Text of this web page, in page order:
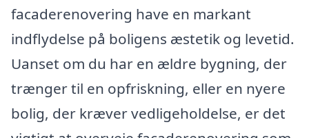
facaderenovering have en markant
indflydelse på boligens æstetik og levetid.
Uanset om du har en ældre bygning, der
trænger til en opfriskning, eller en nyere
bolig, der kræver vedligeholdelse, er det